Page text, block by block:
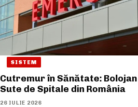
SISTEM
Cutremur în Sănătate:
Sute de Spitale din România
26 IULIE 2026